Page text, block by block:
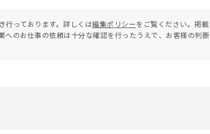
行っております。詳しくは編集ポリシーをご覧ください。掲載
のお仕事の依頼は十分な確認を行ったうえで、お客様の判断